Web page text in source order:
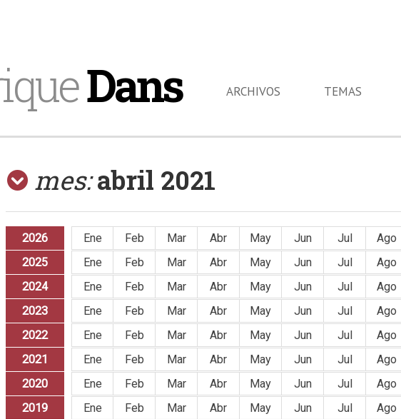
Dans ARCHIVOS TEMAS
mes: abril 2021
2026 Ene Feb Mar Abr May Jun Jul Ago
2025
Ene Feb Mar Abr May Jun Jul Ago
2024
Ene Feb Mar Abr May Jun Jul Ago
2023
Ene Feb Mar Abr May Jun Jul Ago
2022
Ene Feb Mar Abr May Jun Jul Ago
2021
Ene Feb Mar Abr May Jun Jul Ago
2020
Ene Feb Mar Abr May Jun Jul Ago
2019
Ene Feb Mar Abr May Jun Jul Ago